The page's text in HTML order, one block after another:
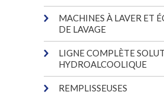
MACHINES À LAVER ET
DE LAVAGE
LIGNE COMPLÈTE
HYDROALCOOLIQUE
REMPLISSEUSES